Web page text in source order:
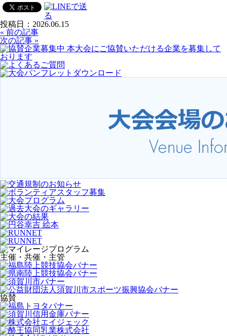
投稿日：2026.06.15
« 前の記事
次の記事 »
主催・共催・主管
協賛